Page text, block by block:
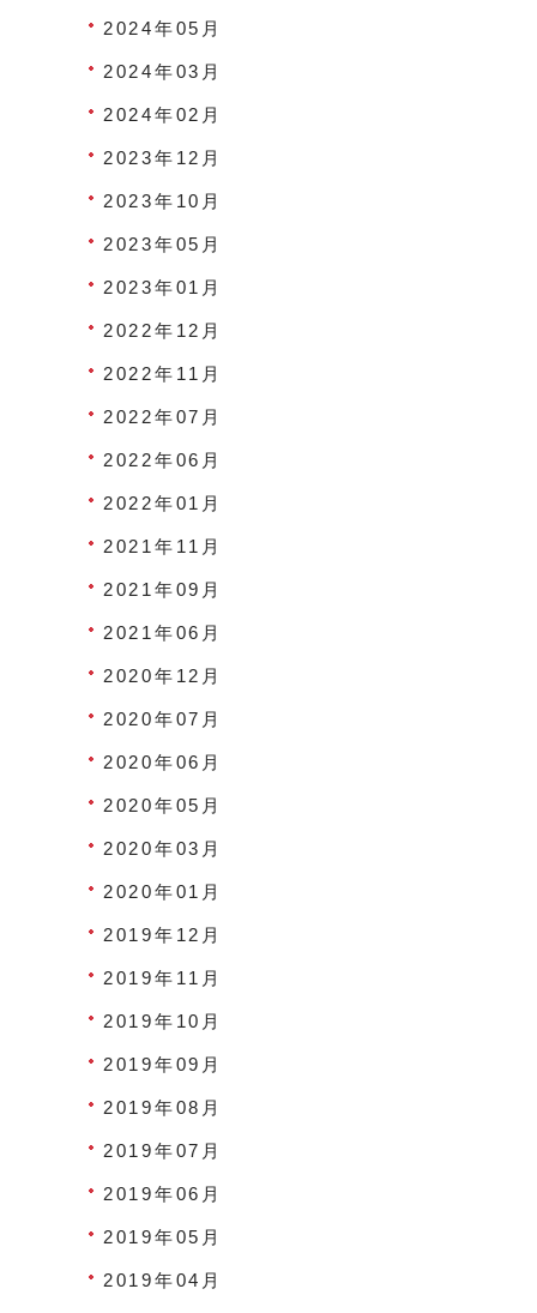
2024年05月
2024年03月
2024年02月
2023年12月
2023年10月
2023年05月
2023年01月
2022年12月
2022年11月
2022年07月
2022年06月
2022年01月
2021年11月
2021年09月
2021年06月
2020年12月
2020年07月
2020年06月
2020年05月
2020年03月
2020年01月
2019年12月
2019年11月
2019年10月
2019年09月
2019年08月
2019年07月
2019年06月
2019年05月
2019年04月